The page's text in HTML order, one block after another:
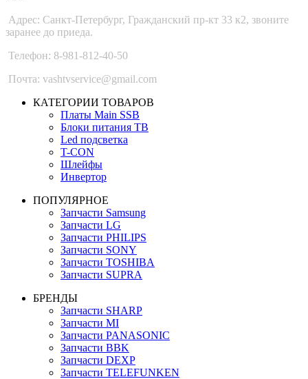
Адрес: Санкт-Петербург, Гражданский пр-кт 33 к2, звоните
заранее до приеда.
Телефон: 8-981-812-40-50
Почта: vashtvservice@gmail.com
КАТЕГОРИИ ТОВАРОВ
Платы Main SSB
Блоки питания ТВ
Led подсветка
T-CON
Шлейфы
Инвертор
ПОПУЛЯРНОЕ
Запчасти Samsung
Запчасти LG
Запчасти PHILIPS
Запчасти SONY
Запчасти TOSHIBA
Запчасти SUPRA
БРЕНДЫ
Запчасти SHARP
Запчасти MI
Запчасти PANASONIC
Запчасти BBK
Запчасти DEXP
Запчасти TELEFUNKEN